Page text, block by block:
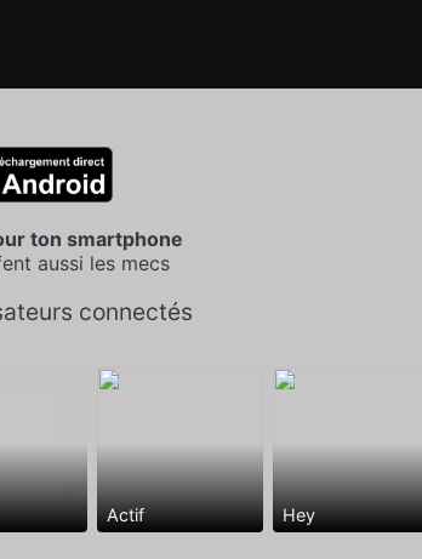
ton smartphone
aussi les mecs
connectés
Actif Hey